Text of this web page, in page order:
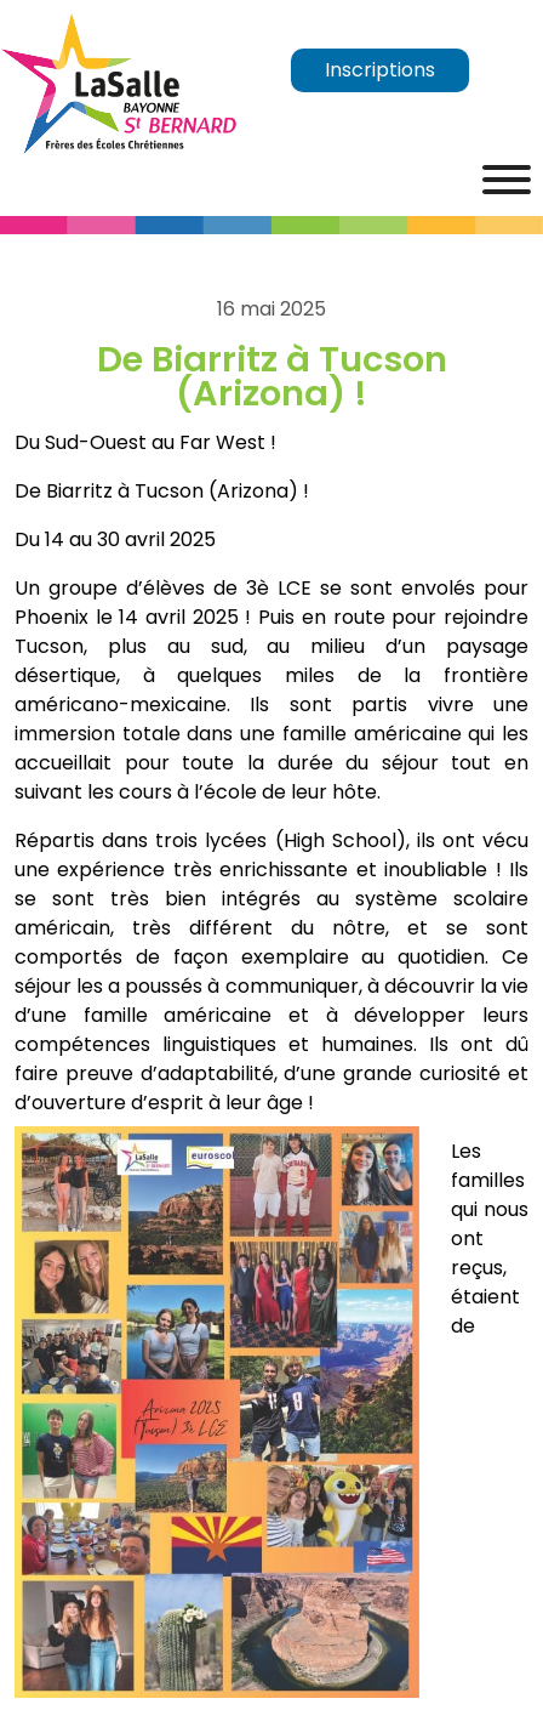
Inscriptions
16 mai 2025
De Biarritz à Tucson
(Arizona) !
Du Sud-Ouest au Far West !
De Biarritz à Tucson (Arizona) !
Du 14 au 30 avril 2025
Un groupe d’élèves de 3è LCE se sont envolés pour
Phoenix le 14 avril 2025 ! Puis en route pour rejoindre
Tucson, plus au sud, au milieu d’un paysage
désertique, à quelques miles de la frontière
américano-mexicaine. Ils sont partis vivre une
immersion totale dans une famille américaine qui les
accueillait pour toute la durée du séjour tout en
suivant les cours à l’école de leur hôte.
Répartis dans trois lycées (High School), ils ont vécu
une expérience très enrichissante et inoubliable ! Ils
se sont très bien intégrés au système scolaire
américain, très différent du nôtre, et se sont
comportés de façon exemplaire au quotidien. Ce
séjour les a poussés à communiquer, à découvrir la vie
d’une famille américaine et à développer leurs
compétences linguistiques et humaines. Ils ont dû
faire preuve d’adaptabilité, d’une grande curiosité et
d’ouverture d’esprit à leur âge !
Les
familles
qui nous
ont
reçus,
étaient
de